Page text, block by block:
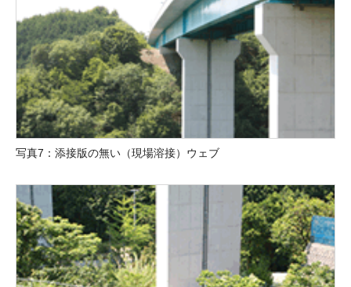
写真7：添接版の無い（現場溶接）ウェブ